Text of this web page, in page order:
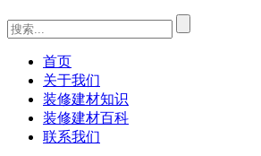
首页
关于我们
装修建材知识
装修建材百科
联系我们